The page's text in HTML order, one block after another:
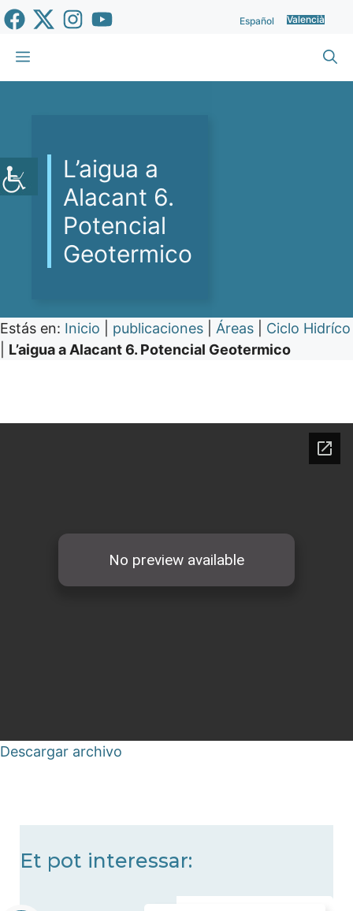
Vés
al
contingut
Español Valencià
Menu
L’aigua a
Alacant 6.
Potencial
Geotermico
Estás en: Inicio publicaciones Áreas
Ciclo Hidríco
L’aigua a Alacant 6. Potencial Geotermico
Descargar archivo
Et pot interessar: